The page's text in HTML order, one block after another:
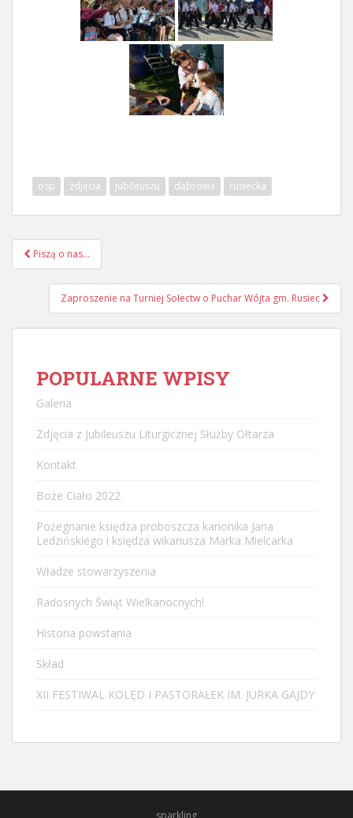
osp zdjęcia jubileuszu dąbrowa rusiecka
Nawigacja
postu
Piszą o nas…
Zaproszenie na Turniej Sołectw o Puchar Wójta gm. Rusiec
POPULARNE WPISY
Galeria
Zdjęcia z Jubileuszu Liturgicznej Służby Ołtarza
Kontakt
Boże Ciało 2022
Pożegnanie księdza proboszcza kanonika Jana
Ledzińskiego i księdza wikariusza Marka Mielcarka
Władze stowarzyszenia
Radosnych Świąt Wielkanocnych!
Historia powstania
Skład
XII FESTIWAL KOLĘD I PASTORAŁEK IM. JURKA GAJDY
sparkling